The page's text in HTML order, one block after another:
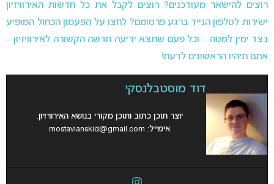
רוצים להישאר מעודכנים? רוצים לקבל את כל חדשות האירוויזיון
ישירות לטלפון הנייד ברגע פרסומם? לחצו על הפעמון הכחול המופיע
בצד ימין למטה – וכל פעם שתצא ידיעה חדשה הקשורה לאירוויזיון –
אתם תיהיו הראשונים לדעת!
דוד מוסטבלנסקי
יוצר תוכן כתוב ותוכן מקורי בנושא האירוויזיון.
אימייל: mostavlanskid@gmail.com